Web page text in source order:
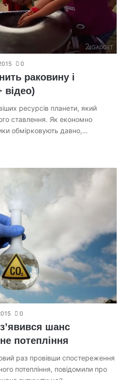
0
раковину і
відео)
ресурсів планети, який
ставлення. Як економно
обмірковують давно,…
0
шанс
потепління
раз провівши спостереження
потепління, повідомили про